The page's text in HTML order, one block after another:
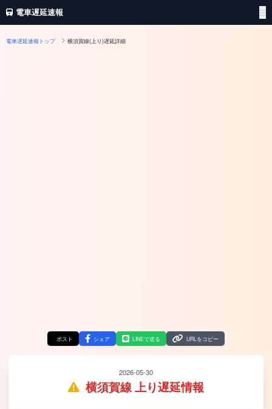
電車遅延速報
電車遅延速報トップ 横須賀線(上り)遅延詳細
ポスト シェア LINEで送る URLをコピー
2026-05-30
横須賀線 上り遅延情報